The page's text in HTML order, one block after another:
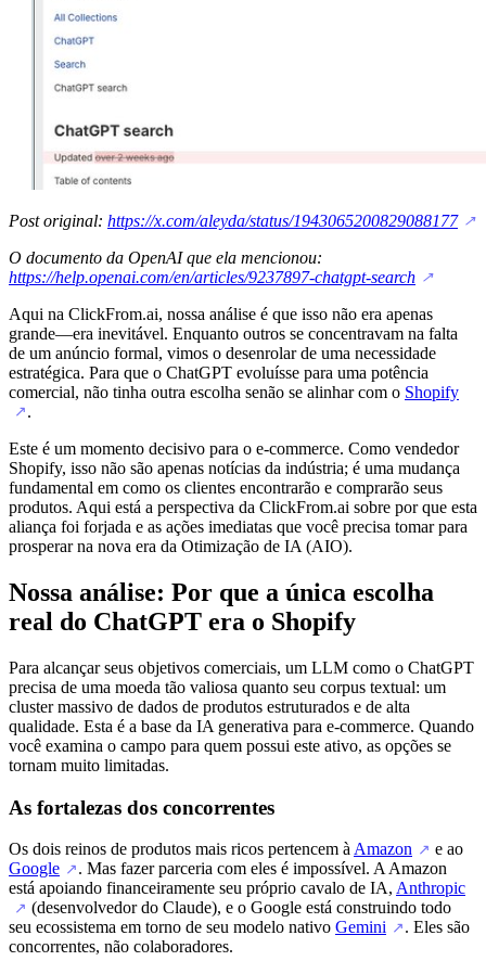
Post original: https://x.com/aleyda/status/1943065200829088177 ↗
O documento da OpenAI que ela mencionou:
https://help.openai.com/en/articles/9237897-chatgpt-search ↗
Aqui na ClickFrom.ai, nossa análise é que isso não era apenas
grande—era inevitável. Enquanto outros se concentravam na falta
de um anúncio formal, vimos o desenrolar de uma necessidade
estratégica. Para que o ChatGPT evoluísse para uma potência
comercial, não tinha outra escolha senão se alinhar com o Shopify
↗ .
Este é um momento decisivo para o e-commerce. Como vendedor
Shopify, isso não são apenas notícias da indústria; é uma mudança
fundamental em como os clientes encontrarão e comprarão seus
produtos. Aqui está a perspectiva da ClickFrom.ai sobre por que esta
aliança foi forjada e as ações imediatas que você precisa tomar para
prosperar na nova era da Otimização de IA (AIO).
Nossa análise: Por que a única escolha
real do ChatGPT era o Shopify
Para alcançar seus objetivos comerciais, um LLM como o ChatGPT
precisa de uma moeda tão valiosa quanto seu corpus textual: um
cluster massivo de dados de produtos estruturados e de alta
qualidade. Esta é a base da IA generativa para e-commerce. Quando
você examina o campo para quem possui este ativo, as opções se
tornam muito limitadas.
As fortalezas dos concorrentes
Os dois reinos de produtos mais ricos pertencem à Amazon ↗ e ao
Google ↗ . Mas fazer parceria com eles é impossível. A Amazon
está apoiando financeiramente seu próprio cavalo de IA, Anthropic
↗ (desenvolvedor do Claude), e o Google está construindo todo
seu ecossistema em torno de seu modelo nativo Gemini ↗ . Eles são
concorrentes, não colaboradores.